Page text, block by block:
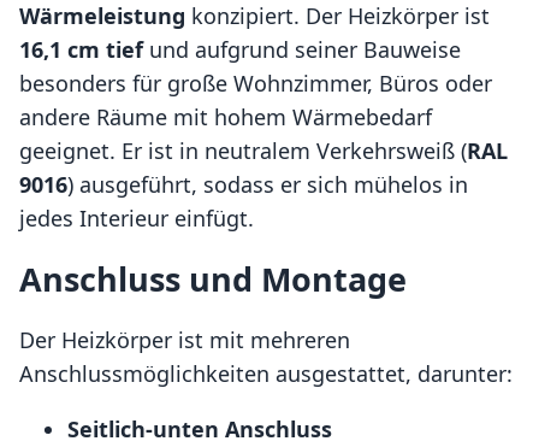
Wärmeleistung konzipiert. Der Heizkörper ist
16,1 cm tiefund aufgrund seiner Bauweise
besonders für große Wohnzimmer, Büros oder
andere Räume mit hohem Wärmebedarf
geeignet. Er ist in neutralem Verkehrsweiß (RAL
9016) ausgeführt, sodass er sich mühelos in
jedes Interieur einfügt.
Anschluss und Montage
Der Heizkörper ist mit mehreren
Anschlussmöglichkeiten ausgestattet, darunter:
Seitlich-unten Anschluss